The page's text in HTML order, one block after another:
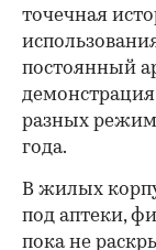
точечная
постоянный
демонстрация
разных
года.
В жилых
под аптеки,
пока не